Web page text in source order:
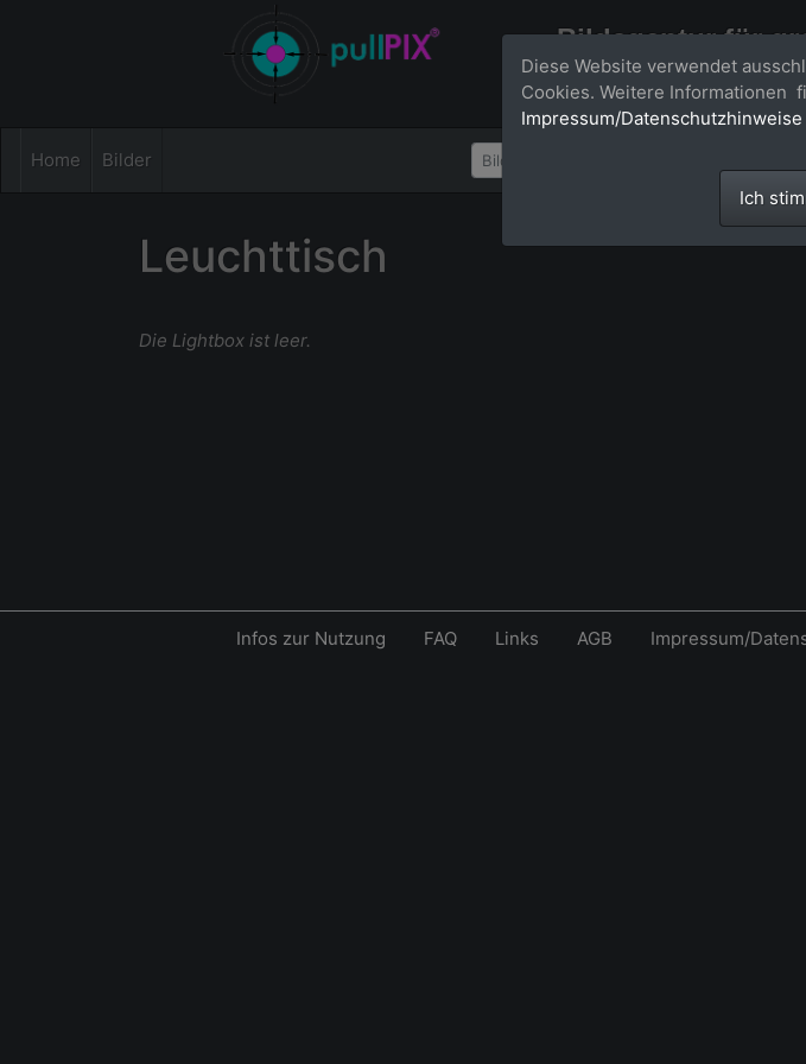
Bildagentur für
Großformatige Bilder - über 100
Home Bilder
Leuchttisch
Die Lightbox ist leer.
Diese Website verwendet
Cookies. Weitere Informationen
Impressum/Datenschutzhinweise
Ich
Infos zur Nutzung FAQ Links AGB Impressum/